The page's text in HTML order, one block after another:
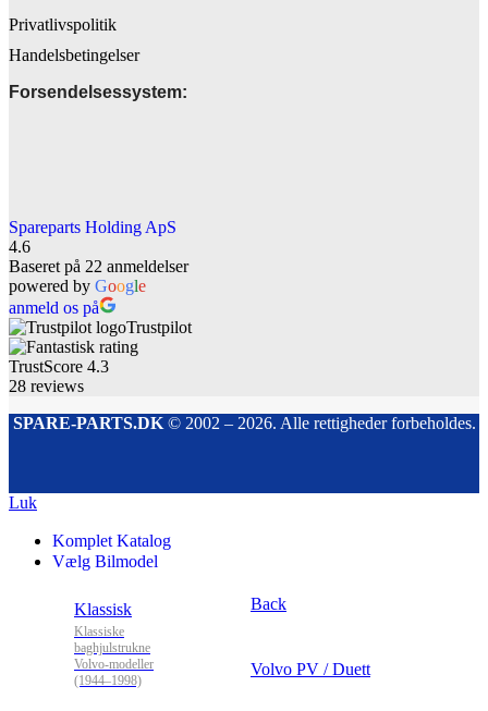
Privatlivspolitik
Handelsbetingelser
Forsendelsessystem:
Spareparts Holding ApS
4.6
Baseret på 22 anmeldelser
powered by Google
anmeld os på
Trustpilot
TrustScore 4.3
28 reviews
SPARE-PARTS.DK© 2002 – 2026. Alle rettigheder forbeholdes.
Luk
Komplet Katalog
Vælg Bilmodel
Klassisk
Klassiske
baghjulstrukne
Volvo-modeller
(1944–1998)
Back
Volvo PV / Duett